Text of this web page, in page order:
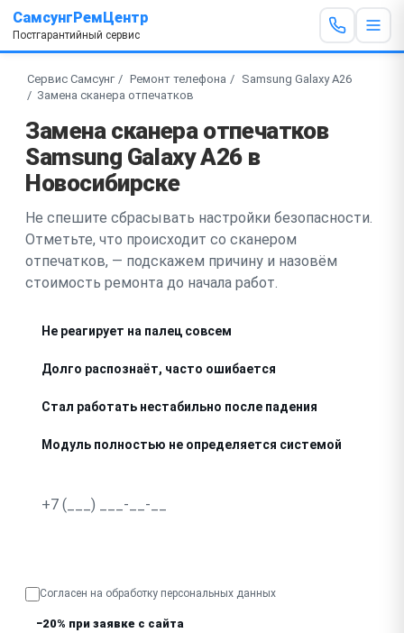
СамсунгРемЦентр
Постгарантийный сервис
Сервис Самсунг Ремонт телефона
Samsung Galaxy A26
Замена сканера отпечатков
Замена сканера отпечатков
Samsung Galaxy A26 в
Новосибирске
Не спешите сбрасывать настройки безопасности.
Отметьте, что происходит со сканером
отпечатков, — подскажем причину и назовём
стоимость ремонта до начала работ.
Не реагирует на палец совсем
Долго распознаёт, часто ошибается
Стал работать нестабильно после падения
Модуль полностью не определяется системой
Согласен на обработку персональных данных
−20% при заявке с сайта